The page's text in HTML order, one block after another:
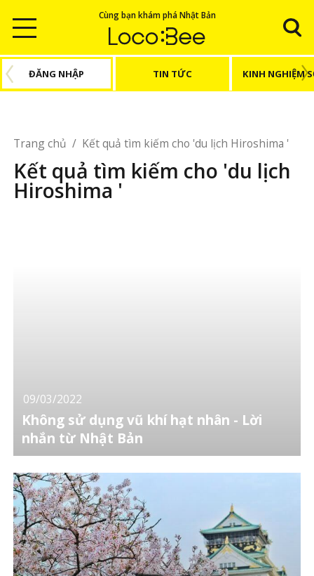
Cùng bạn khám phá Nhật Bản
ĐĂNG NHẬP TIN TỨC KINH NGHIỆM
Trang chủ / Kết quả tìm kiếm cho 'du lịch Hiroshima '
Kết quả tìm kiếm cho 'du lịch
Hiroshima '
09/03/2022
Không sử dụng vũ khí hạt nhân - Lời
nhắn từ Nhật Bản